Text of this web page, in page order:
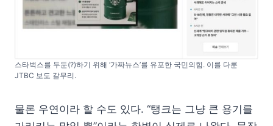
스타벅스를 두둔(?)하기 위해 ‘가짜뉴스’를 유포한 국민의힘. 이를 다룬
JTBC 보도 갈무리.
물론 우연이라 할 수도 있다. “탱크는 그냥 큰 용기를